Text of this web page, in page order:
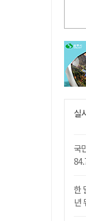
실
국
한
년